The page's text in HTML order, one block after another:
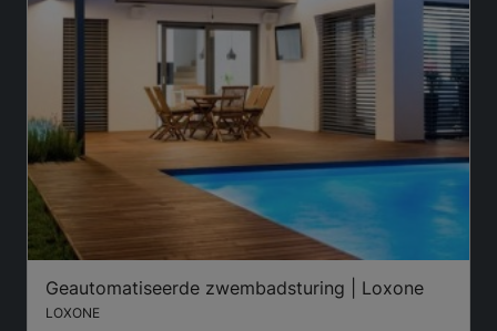
Geautomatiseerde zwembadsturing | Loxone
LOXONE